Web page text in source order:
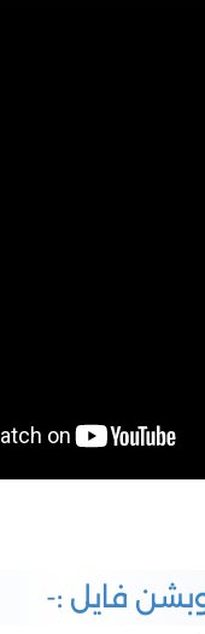
فايل :-